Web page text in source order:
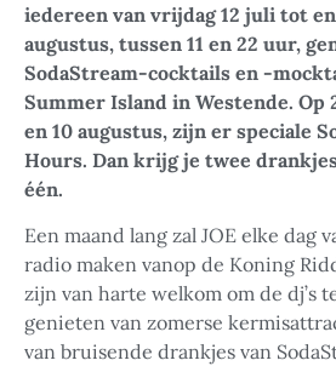
iedereen van vrijdag 12 juli tot en
augustus, tussen 11 en 22 uur,
SodaStream-cocktails en -
Summer Island in Westende. Op
en 10 augustus, zijn er speciale
Hours. Dan krijg je twee
één.
Een maand lang zal JOE elke dag
radio maken vanop de Koning
zijn van harte welkom om de dj’s
genieten van zomerse
van bruisende drankjes van